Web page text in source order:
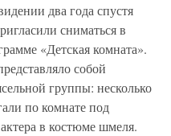
два года спустя
сниматься в
«Детская комната».
собой
группы: несколько
по комнате под
в костюме шмеля.